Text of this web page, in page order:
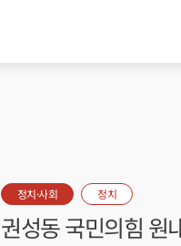
정치·사회 정치
권성동 국민의힘 원